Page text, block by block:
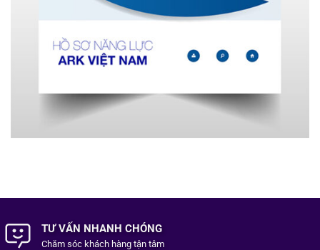
TƯ VẤN NHANH CHÓNG
Chăm sóc khách hàng tận tâm